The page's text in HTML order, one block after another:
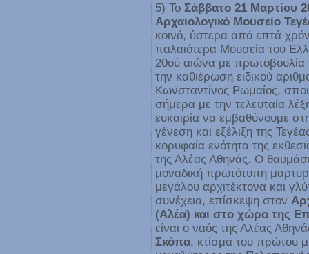
5) Το Σάββατο 21 Μαρτίου
Αρχαιολογικό Μουσείο
κοινό, ύστερα από επτά
παλαιότερα Μουσεία του
20ού αιώνα με πρωτοβουλία
την καθιέρωση ειδικού
Κωνσταντίνος Ρωμαίος,
σήμερα με την τελευταία
ευκαιρία να εμβαθύνουμε
γένεση και εξέλιξη της
κορυφαία ενότητα της
της Αλέας Αθηνάς. Ο
μοναδική πρωτότυπη
μεγάλου αρχιτέκτονα και
συνέχεια, επίσκεψη στον
(Αλέα) και στο χώρο της
είναι ο ναός της Αλέας
Σκόπα, κτίσμα του πρώτου